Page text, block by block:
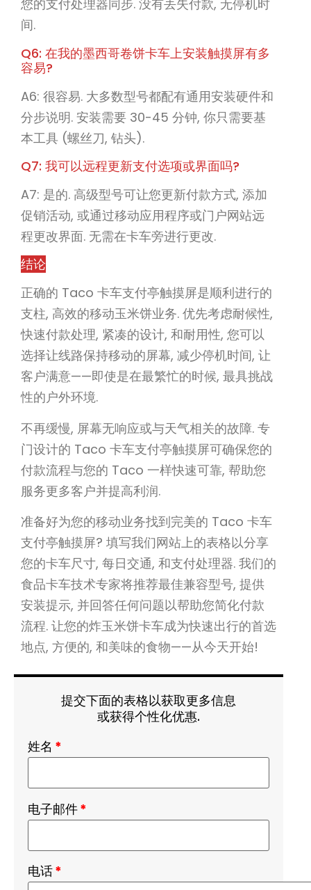
您的支付处理器同步. 没有丢失付款, 无停机时
间.
Q6: 在我的墨西哥卷饼卡车上安装触摸屏有多
容易?
A6: 很容易. 大多数型号都配有通用安装硬件和
分步说明. 安装需要 30-45 分钟, 你只需要基
本工具 (螺丝刀, 钻头).
Q7: 我可以远程更新支付选项或界面吗?
A7: 是的. 高级型号可让您更新付款方式, 添加
促销活动, 或通过移动应用程序或门户网站远
程更改界面. 无需在卡车旁进行更改.
结论
正确的 Taco 卡车支付亭触摸屏是顺利进行的
支柱, 高效的移动玉米饼业务. 优先考虑耐候性,
快速付款处理, 紧凑的设计, 和耐用性, 您可以
选择让线路保持移动的屏幕, 减少停机时间, 让
客户满意——即使是在最繁忙的时候, 最具挑战
性的户外环境.
不再缓慢, 屏幕无响应或与天气相关的故障. 专
门设计的 Taco 卡车支付亭触摸屏可确保您的
付款流程与您的 Taco 一样快速可靠, 帮助您
服务更多客户并提高利润.
准备好为您的移动业务找到完美的 Taco 卡车
支付亭触摸屏? 填写我们网站上的表格以分享
您的卡车尺寸, 每日交通, 和支付处理器. 我们的
食品卡车技术专家将推荐最佳兼容型号, 提供
安装提示, 并回答任何问题以帮助您简化付款
流程. 让您的炸玉米饼卡车成为快速出行的首选
地点, 方便的, 和美味的食物——从今天开始!
提交下面的表格以获取更多信息
或获得个性化优惠.
姓名 *
电子邮件*
电话*